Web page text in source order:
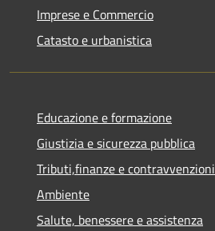
Imprese e Commercio
Catasto e urbanistica
Educazione e formazione
Giustizia e sicurezza pubblica
Tributi,finanze e contravvenzioni
Ambiente
Salute, benessere e assistenza